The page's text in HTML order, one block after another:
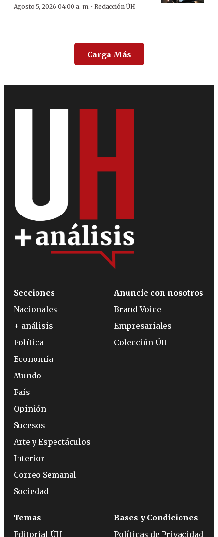
Agosto 5, 2026 04:00 a. m. · Redacción ÚH
Carga Más
Secciones
Nacionales
+ análisis
Política
Economía
Mundo
País
Opinión
Sucesos
Arte y Espectáculos
Interior
Correo Semanal
Sociedad
Anuncie con nosotros
Brand Voice
Empresariales
Colección ÚH
Temas
Editorial ÚH
Bases y Condiciones
Políticas de Privacidad